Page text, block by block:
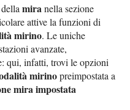
dellamiranella sezione
attive la funzioni di
mirino. Le uniche
avanzate,
qui, infatti, trovi le opzioni
mirinopreimpostata a
mira impostata